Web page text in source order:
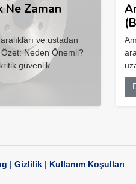
Ne Zaman
ve ustadan
Özet: Neden Önemli?
güvenlik ...
| Gizlilik| Kullanım Koşulları